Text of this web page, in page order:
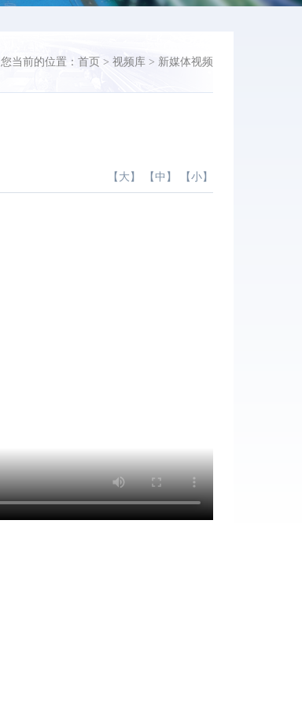
您当前的位置： 首页 > 视频库 > 新媒体视频
【 大 】 【 中 】 【 小 】